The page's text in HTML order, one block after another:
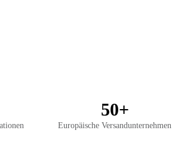
50+
Europäische Versandunternehmen